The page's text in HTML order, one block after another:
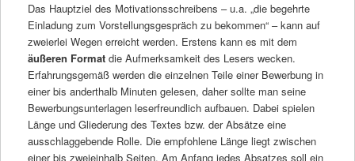
Das Hauptziel des Motivationsschreibens – u.a. „die begehrte
Einladung zum Vorstellungsgespräch zu bekommen“ – kann auf
zweierlei Wegen erreicht werden. Erstens kann es mit dem
äußeren Formatdie Aufmerksamkeit des Lesers wecken.
Erfahrungsgemäß werden die einzelnen Teile einer Bewerbung in
einer bis anderthalb Minuten gelesen, daher sollte man seine
Bewerbungsunterlagen leserfreundlich aufbauen. Dabei spielen
Länge und Gliederung des Textes bzw. der Absätze eine
ausschlaggebende Rolle. Die empfohlene Länge liegt zwischen
einer bis zweieinhalb Seiten. Am Anfang jedes Absatzes soll ein